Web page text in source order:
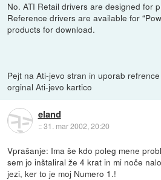
No. ATI Retail drivers are designed for
Reference drivers are available for
products for download.
Pejt na Ati-jevo stran in uporab
orginal Ati-jevo kartico
eland
::31. mar 2002, 20:20
Vprašanje: Ima še kdo poleg mene
sem jo inštaliral že 4 krat in mi noče
jezi, ker to je moj Numero 1.!